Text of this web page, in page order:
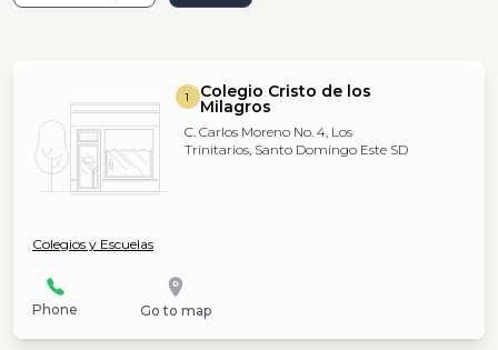
1 Colegio Cristo de los
Milagros
C. Carlos Moreno No. 4, Los
Trinitarios, Santo Domingo Este SD
Colegios y Escuelas
Phone Go to map